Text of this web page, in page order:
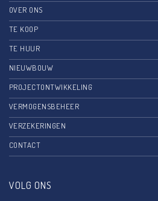
OVER ONS
TE KOOP
TE HUUR
NIEUWBOUW
PROJECTONTWIKKELING
VERMOGENSBEHEER
VERZEKERINGEN
CONTACT
VOLG ONS